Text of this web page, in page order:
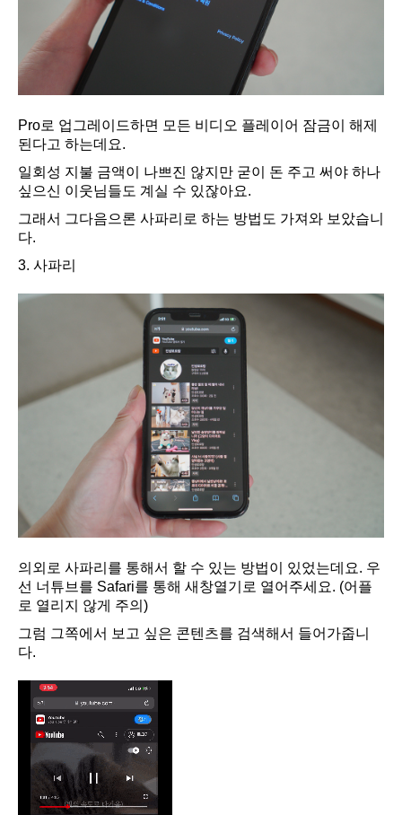
Pro로 업그레이드하면 모든 비디오 플레이어 잠금이 해제
된다고 하는데요.
일회성 지불 금액이 나쁘진 않지만 굳이 돈 주고 써야 하나
싶으신 이웃님들도 계실 수 있잖아요.
그래서 그다음으론 사파리로 하는 방법도 가져와 보았습니
다.
3. 사파리
의외로 사파리를 통해서 할 수 있는 방법이 있었는데요. 우
선 너튜브를 Safari를 통해 새창열기로 열어주세요. (어플
로 열리지 않게 주의)
그럼 그쪽에서 보고 싶은 콘텐츠를 검색해서 들어가줍니
다.